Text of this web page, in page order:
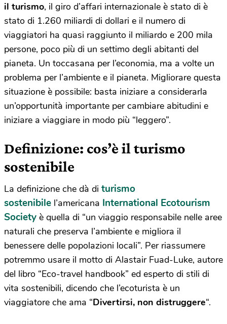
il turismo, il giro d’affari internazionale è stato di è
stato di 1.260 miliardi di dollari e il numero di
viaggiatori ha quasi raggiunto il miliardo e 200 mila
persone, poco più di un settimo degli abitanti del
pianeta. Un toccasana per l’economia, ma a volte un
problema per l’ambiente e il pianeta. Migliorare questa
situazione è possibile: basta iniziare a considerarla
un’opportunità importante per cambiare abitudini e
iniziare a viaggiare in modo più “leggero”.
Definizione: cos’è il turismo
sostenibile
La definizione che dà di turismo
sostenibile l’americana International Ecotourism
Society è quella di “un viaggio responsabile nelle aree
naturali che preserva l’ambiente e migliora il
benessere delle popolazioni locali”. Per riassumere
potremmo usare il motto di Alastair Fuad-Luke, autore
del libro “Eco-travel handbook” ed esperto di stili di
vita sostenibili, dicendo che l’ecoturista è un
viaggiatore che ama “Divertirsi, non distruggere“.